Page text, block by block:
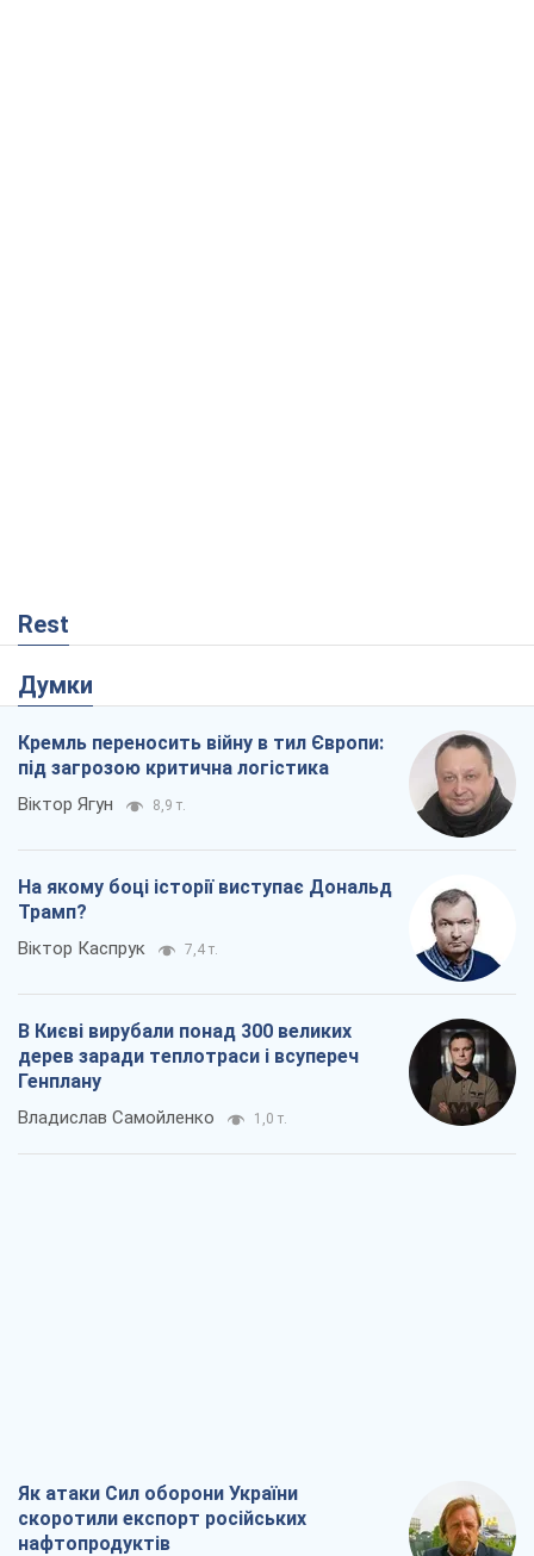
Rest
Думки
Кремль переносить війну в тил Європи:
під загрозою критична логістика
Віктор Ягун 8,9 т.
На якому боці історії виступає Дональд
Трамп?
Віктор Каспрук 7,4 т.
В Києві вирубали понад 300 великих
дерев заради теплотраси і всупереч
Генплану
Владислав Самойленко 1,0 т.
Як атаки Сил оборони України
скоротили експорт російських
нафтопродуктів